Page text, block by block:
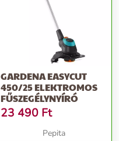
GARDENA EASYCUT
450/25 ELEKTROMOS
FŰSZEGÉLYNYÍRÓ
23 490 Ft
Pepita